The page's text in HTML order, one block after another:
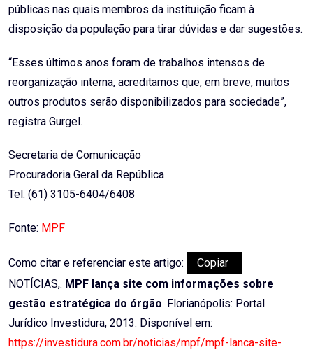
públicas nas quais membros da instituição ficam à
disposição da população para tirar dúvidas e dar sugestões.
“Esses últimos anos foram de trabalhos intensos de
reorganização interna, acreditamos que, em breve, muitos
outros produtos serão disponibilizados para sociedade”,
registra Gurgel.
Secretaria de Comunicação
Procuradoria Geral da República
Tel: (61) 3105-6404/6408
Fonte: MPF
Como citar e referenciar este artigo:
Copiar
NOTÍCIAS,. MPF lança site com informações sobre
gestão estratégica do órgão. Florianópolis: Portal
Jurídico Investidura, 2013. Disponível em:
https://investidura.com.br/noticias/mpf/mpf-lanca-site-